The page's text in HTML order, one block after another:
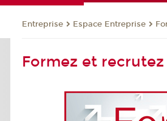
Entreprise Espace Entreprise
Formez et